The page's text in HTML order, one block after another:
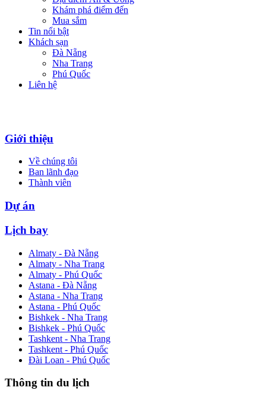
Khám phá điểm đến
Mua sắm
Tin nổi bật
Khách sạn
Đà Nẵng
Nha Trang
Phú Quốc
Liên hệ
Giới thiệu
Về chúng tôi
Ban lãnh đạo
Thành viên
Dự án
Lịch bay
Almaty - Đà Nẵng
Almaty - Nha Trang
Almaty - Phú Quốc
Astana - Đà Nẵng
Astana - Nha Trang
Astana - Phú Quốc
Bishkek - Nha Trang
Bishkek - Phú Quốc
Tashkent - Nha Trang
Tashkent - Phú Quốc
Đài Loan - Phú Quốc
Thông tin du lịch